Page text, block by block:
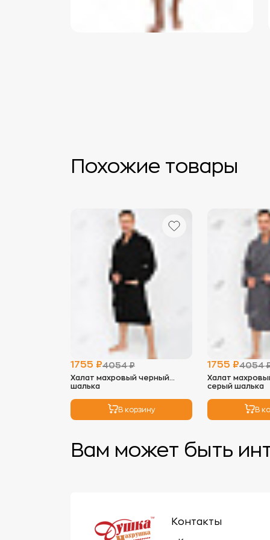
Похожие товары
1755 ₽4054 ₽
Халат махровый черный
шалька
В корзину
1755 ₽4054
Халат
серый шалька
В
Вам может быть
Контакты